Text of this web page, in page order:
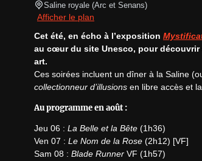
Saline royale (Arc et Senans)
Afficher le plan
Cet été, en écho à l’exposition
au cœur du site Unesco, pour
art.
Ces soirées incluent un dîner à la Saline
collectionneur d’illusions en libre accès et
Au programme en août :
Jeu 06 : La Belle et la Bête (1h36)
Ven 07 : Le Nom de la Rose (2h12) [VF]
Sam 08 : Blade Runner VF (1h57)